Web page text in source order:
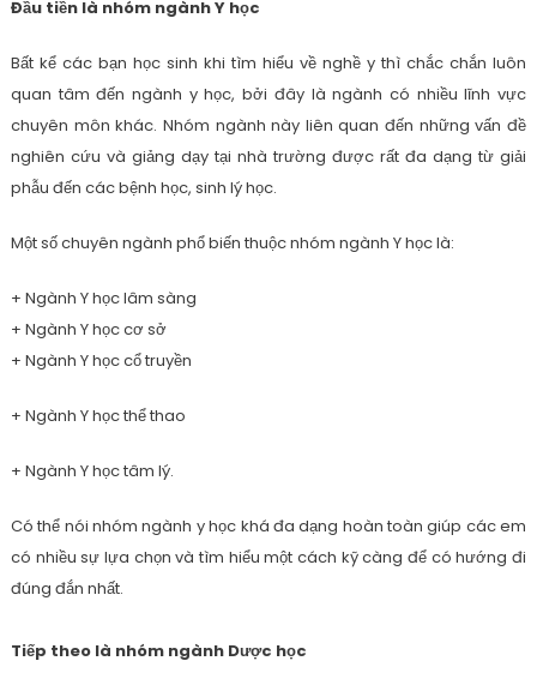
Đầu tiền là nhóm ngành Y học
Bất kể các bạn học sinh khi tìm hiểu về nghề y thì chắc chắn luôn
quan tâm đến ngành y học, bởi đây là ngành có nhiều lĩnh vực
chuyên môn khác. Nhóm ngành này liên quan đến những vấn đề
nghiên cứu và giảng dạy tại nhà trường được rất đa dạng từ giải
phẫu đến các bệnh học, sinh lý học.
Một số chuyên ngành phổ biến thuộc nhóm ngành Y học là:
+ Ngành Y học lâm sàng
+ Ngành Y học cơ sở
+ Ngành Y học cổ truyền
+ Ngành Y học thể thao
+ Ngành Y học tâm lý.
Có thể nói nhóm ngành y học khá đa dạng hoàn toàn giúp các em
có nhiều sự lựa chọn và tìm hiểu một cách kỹ càng để có hướng đi
đúng đắn nhất.
Tiếp theo là nhóm ngành Dược học